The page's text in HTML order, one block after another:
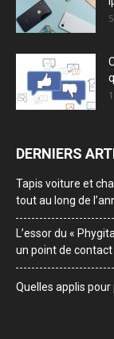
DERNIERS
Tapis voiture et
tout au long de
L’essor du «
un point de contact
Quelles applis